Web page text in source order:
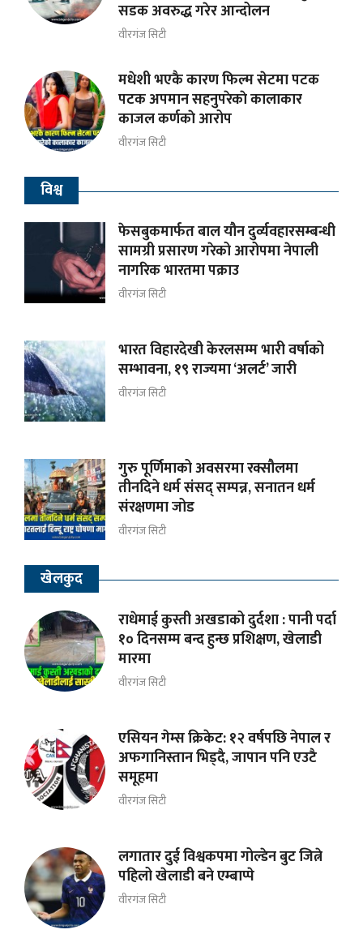
सडक अवरुद्ध गरेर आन्दोलन
वीरगंज सिटी
मधेशी भएकै कारण फिल्म सेटमा पटक
पटक अपमान सहनुपरेकाे कालाकार
काजल कर्णकाे आरोप
वीरगंज सिटी
विश्व
फेसबुकमार्फत बाल यौन दुर्व्यवहारसम्बन्धी
सामग्री प्रसारण गरेको आरोपमा नेपाली
नागरिक भारतमा पक्राउ
वीरगंज सिटी
भारत विहारदेखी केरलसम्म भारी वर्षाको
सम्भावना, १९ राज्यमा ‘अलर्ट’ जारी
वीरगंज सिटी
गुरु पूर्णिमाको अवसरमा रक्सौलमा
तीनदिने धर्म संसद् सम्पन्न, सनातन धर्म
संरक्षणमा जोड
वीरगंज सिटी
खेलकुद
राधेमाई कुस्ती अखडाको दुर्दशा : पानी पर्दा
१० दिनसम्म बन्द हुन्छ प्रशिक्षण, खेलाडी
मारमा
वीरगंज सिटी
एसियन गेम्स क्रिकेट: १२ वर्षपछि नेपाल र
अफगानिस्तान भिड्दै, जापान पनि एउटै
समूहमा
वीरगंज सिटी
लगातार दुई विश्वकपमा गोल्डेन बुट जित्ने
पहिलो खेलाडी बने एम्बाप्पे
वीरगंज सिटी